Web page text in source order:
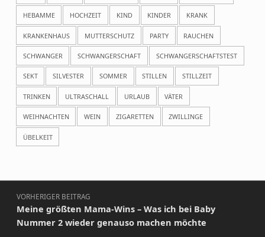
HEBAMME HOCHZEIT KIND KINDER KRANK
KRANKENHAUS MUTTERSCHUTZ PARTY RAUCHEN
SCHWANGER SCHWANGERSCHAFT SCHWANGERSCHAFTSTEST
SEKT SILVESTER SOMMER STILLEN STILLZEIT
TRINKEN ULTRASCHALL URLAUB VÄTER
WEIHNACHTEN WEIN ZIGARETTEN ZWILLINGE
ÜBELKEIT
Beitragsnavigation
VORHERIGER BEITRAG
Meine größten Mama-Wins – Was ich bei Baby
Nummer 2 wieder genauso machen möchte